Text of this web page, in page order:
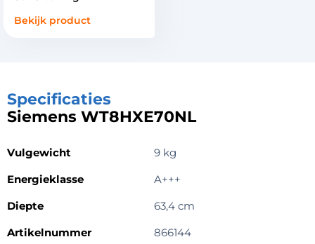
Bekijk product
Specificaties
Siemens WT8HXE70NL
Vulgewicht
9 kg
Energieklasse
A+++
Diepte
63,4 cm
Artikelnummer
866144